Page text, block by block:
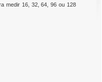
medir 16, 32, 64, 96 ou 128